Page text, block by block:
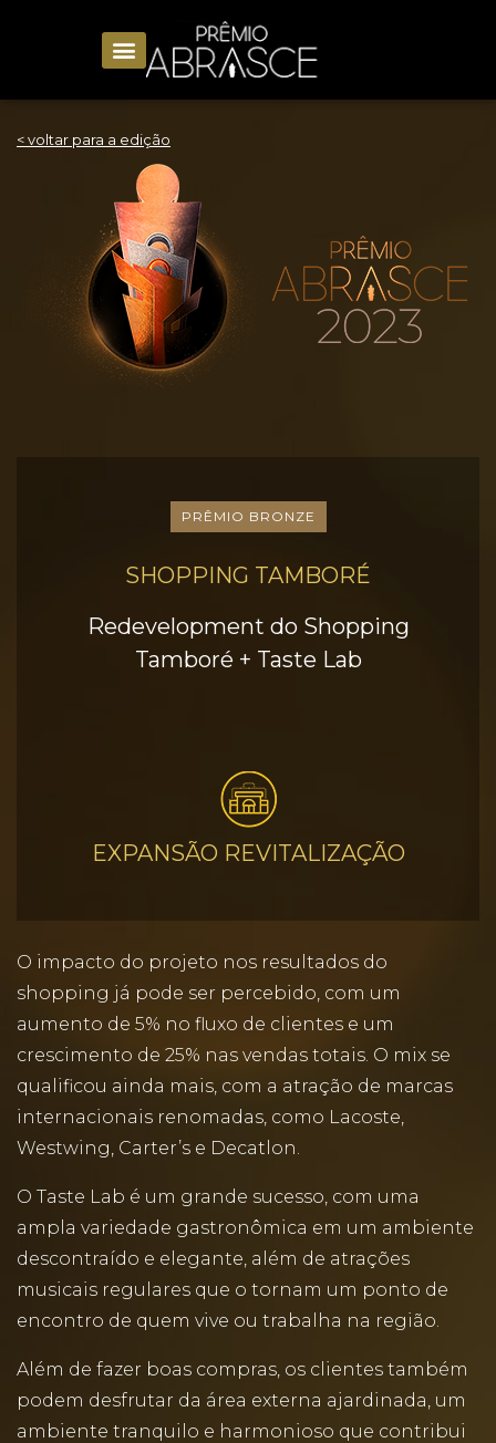
< voltar para a edição
PRÊMIO BRONZE
SHOPPING TAMBORÉ
Redevelopment do Shopping
Tamboré + Taste Lab
EXPANSÃO REVITALIZAÇÃO
O impacto do projeto nos resultados do
shopping já pode ser percebido, com um
aumento de 5% no fluxo de clientes e um
crescimento de 25% nas vendas totais. O mix se
qualificou ainda mais, com a atração de marcas
internacionais renomadas, como Lacoste,
Westwing, Carter’s e Decatlon.
O Taste Lab é um grande sucesso, com uma
ampla variedade gastronômica em um ambiente
descontraído e elegante, além de atrações
musicais regulares que o tornam um ponto de
encontro de quem vive ou trabalha na região.
Além de fazer boas compras, os clientes também
podem desfrutar da área externa ajardinada, um
ambiente tranquilo e harmonioso que contribui